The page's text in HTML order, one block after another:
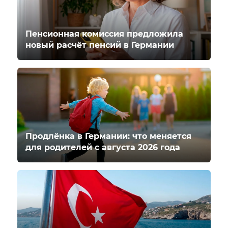
Пенсионная комиссия предложила
новый расчёт пенсий в Германии
Продлёнка в Германии: что меняется
для родителей с августа 2026 года